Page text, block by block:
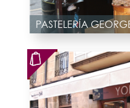
PASTELERÍA